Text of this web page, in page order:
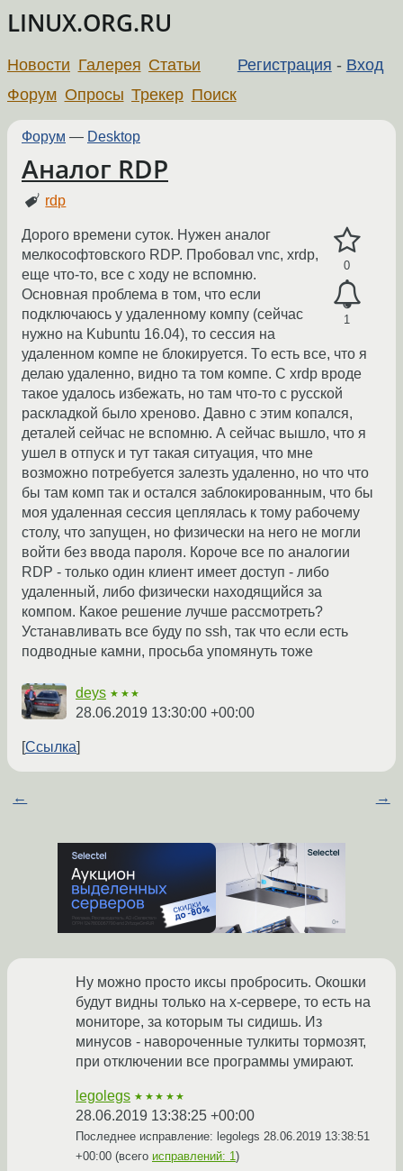
LINUX.ORG.RU
Регистрация - Вход
Новости Галерея Статьи
Форум Опросы Трекер Поиск
Форум — Desktop
Аналог RDP
rdp
0
1
Дорого времени суток. Нужен аналог
мелкософтовского RDP. Пробовал vnc, xrdp,
еще что-то, все с ходу не вспомню.
Основная проблема в том, что если
подключаюсь у удаленному компу (сейчас
нужно на Kubuntu 16.04), то сессия на
удаленном компе не блокируется. То есть все, что я
делаю удаленно, видно та том компе. С xrdp вроде
такое удалось избежать, но там что-то с русской
раскладкой было хреново. Давно с этим копался,
деталей сейчас не вспомню. А сейчас вышло, что я
ушел в отпуск и тут такая ситуация, что мне
возможно потребуется залезть удаленно, но что что
бы там комп так и остался заблокированным, что бы
моя удаленная сессия цеплялась к тому рабочему
столу, что запущен, но физически на него не могли
войти без ввода пароля. Короче все по аналогии
RDP - только один клиент имеет доступ - либо
удаленный, либо физически находящийся за
компом. Какое решение лучше рассмотреть?
Устанавливать все буду по ssh, так что если есть
подводные камни, просьба упомянуть тоже
deys ★★★
28.06.2019 13:30:00 +00:00
Ссылка
← →
Ну можно просто иксы пробросить. Окошки
будут видны только на х-сервере, то есть на
мониторе, за которым ты сидишь. Из
минусов - навороченные тулкиты тормозят,
при отключении все программы умирают.
legolegs ★★★★★
28.06.2019 13:38:25 +00:00
Последнее исправление: legolegs 28.06.2019 13:38:51
+00:00 (всего исправлений: 1)